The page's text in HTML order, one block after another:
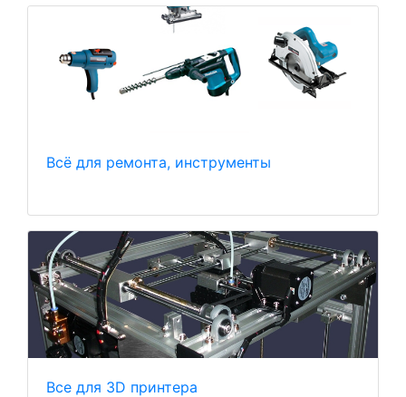
Всё для ремонта, инструменты
Все для 3D принтера